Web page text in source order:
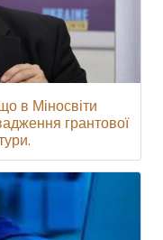
в Міносвіти
грантової